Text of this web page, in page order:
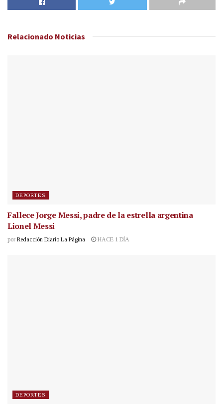
Relacionado Noticias
DEPORTES
Fallece Jorge Messi, padre de la estrella argentina
Lionel Messi
por Redacción Diario La Página HACE 1 DÍA
DEPORTES